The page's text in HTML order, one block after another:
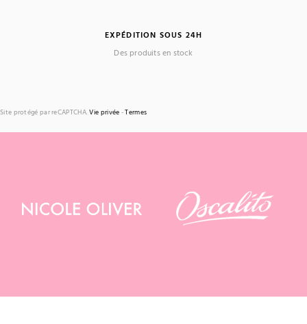
EXPÉDITION SOUS 24H
Des produits en stock
Site protégé par reCAPTCHA.Vie privée -Termes